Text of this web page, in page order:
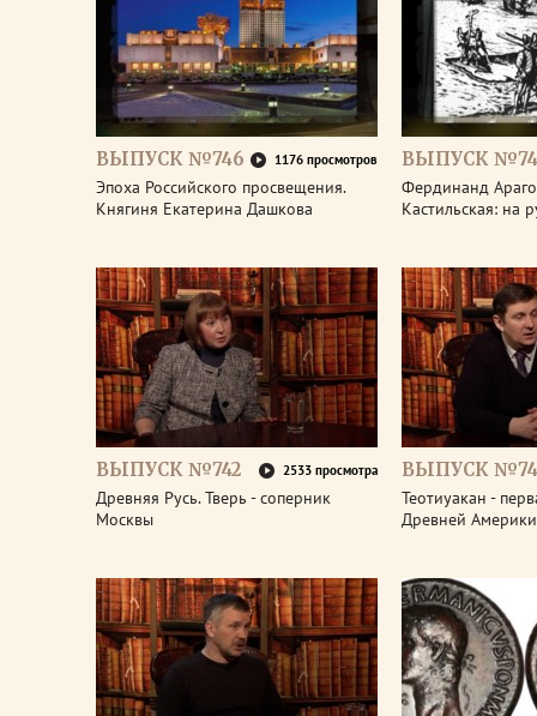
ВЫПУСК №746 1176 просмотров
Эпоха Российского просвещения.
Княгиня Екатерина Дашкова
ВЫПУСК
Фердинанд
Кастильская: на
ВЫПУСК №742 2533 просмотра
Древняя Русь. Тверь - соперник
Москвы
ВЫПУСК
Теотиуакан -
Древней Америки